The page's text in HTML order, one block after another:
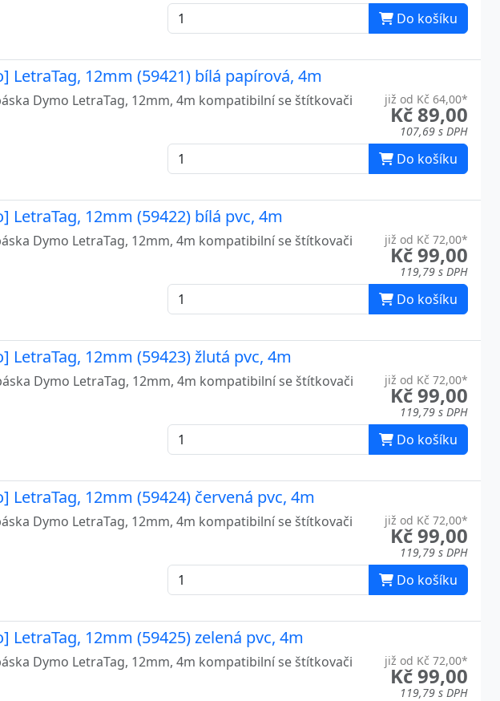
Do košíku
LetraTag, 12mm (59421) bílá papírová, 4m
již od Kč 64,00*
Kč 89,00
107,69 s DPH
Dymo LetraTag, 12mm, 4m kompatibilní se štítkovači
Do košíku
LetraTag, 12mm (59422) bílá pvc, 4m
již od Kč 72,00*
Kč 99,00
119,79 s DPH
Dymo LetraTag, 12mm, 4m kompatibilní se štítkovači
Do košíku
LetraTag, 12mm (59423) žlutá pvc, 4m
již od Kč 72,00*
Kč 99,00
119,79 s DPH
Dymo LetraTag, 12mm, 4m kompatibilní se štítkovači
Do košíku
LetraTag, 12mm (59424) červená pvc, 4m
již od Kč 72,00*
Kč 99,00
119,79 s DPH
Dymo LetraTag, 12mm, 4m kompatibilní se štítkovači
Do košíku
LetraTag, 12mm (59425) zelená pvc, 4m
již od Kč 72,00*
Kč 99,00
119,79 s DPH
Dymo LetraTag, 12mm, 4m kompatibilní se štítkovači